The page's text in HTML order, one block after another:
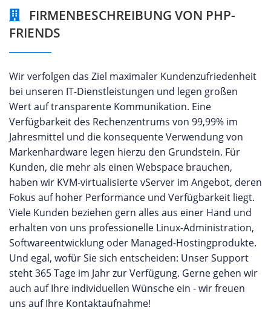
FIRMENBESCHREIBUNG VON PHP-
FRIENDS
Wir verfolgen das Ziel maximaler Kundenzufriedenheit
bei unseren IT-Dienstleistungen und legen großen
Wert auf transparente Kommunikation. Eine
Verfügbarkeit des Rechenzentrums von 99,99% im
Jahresmittel und die konsequente Verwendung von
Markenhardware legen hierzu den Grundstein. Für
Kunden, die mehr als einen Webspace brauchen,
haben wir KVM-virtualisierte vServer im Angebot, deren
Fokus auf hoher Performance und Verfügbarkeit liegt.
Viele Kunden beziehen gern alles aus einer Hand und
erhalten von uns professionelle Linux-Administration,
Softwareentwicklung oder Managed-Hostingprodukte.
Und egal, wofür Sie sich entscheiden: Unser Support
steht 365 Tage im Jahr zur Verfügung. Gerne gehen wir
auch auf Ihre individuellen Wünsche ein - wir freuen
uns auf Ihre Kontaktaufnahme!